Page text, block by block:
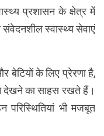
प्रशासन के क्षेत्र में
संवेदनशील स्वास्थ्य सेवाएं
बेटियों के लिए प्रेरणा है,
देखने का साहस रखते हैं।
भी मजबूत